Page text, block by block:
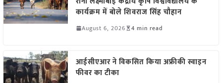
कार्यक्रम में बोले शिवराज सिंह चौहान
August 6, 2026 4 min read
आईसीएआर ने विकसित किया अफ्रीकी स्वाइन
फीवर का टीका